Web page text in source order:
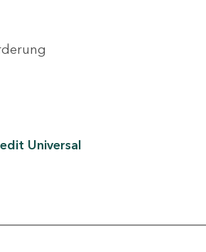
Universal